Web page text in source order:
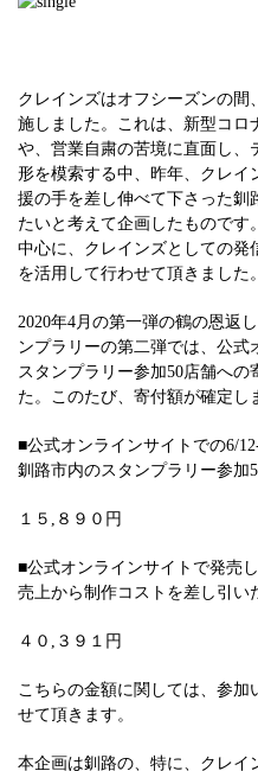
クレインズはオフシーズンの
施しました。これは、新型コロ
や、営業自粛の苦境に直面し、
形を模索する中、昨年、クレイ
援の手を差し伸べて下さった釧
たいと考えて企画したものです
中心に、クレインズとしての発
を活用して行わせて頂きました。
2020年4月の第一弾の鶴の恩返
ンプラリーの第二弾では、公式
スタンプラリー参加50店舗へ
た。このたび、寄付額が確定し
■公式オンラインサイトでの6/
釧路市内のスタンプラリー参加
１５,８９０円
■公式オンラインサイトで発売
売上から制作コストを差し引い
４０,３９１円
こちらの金額に関しては、参加
せて頂きます。
本企画は釧路の、特に、クレイ